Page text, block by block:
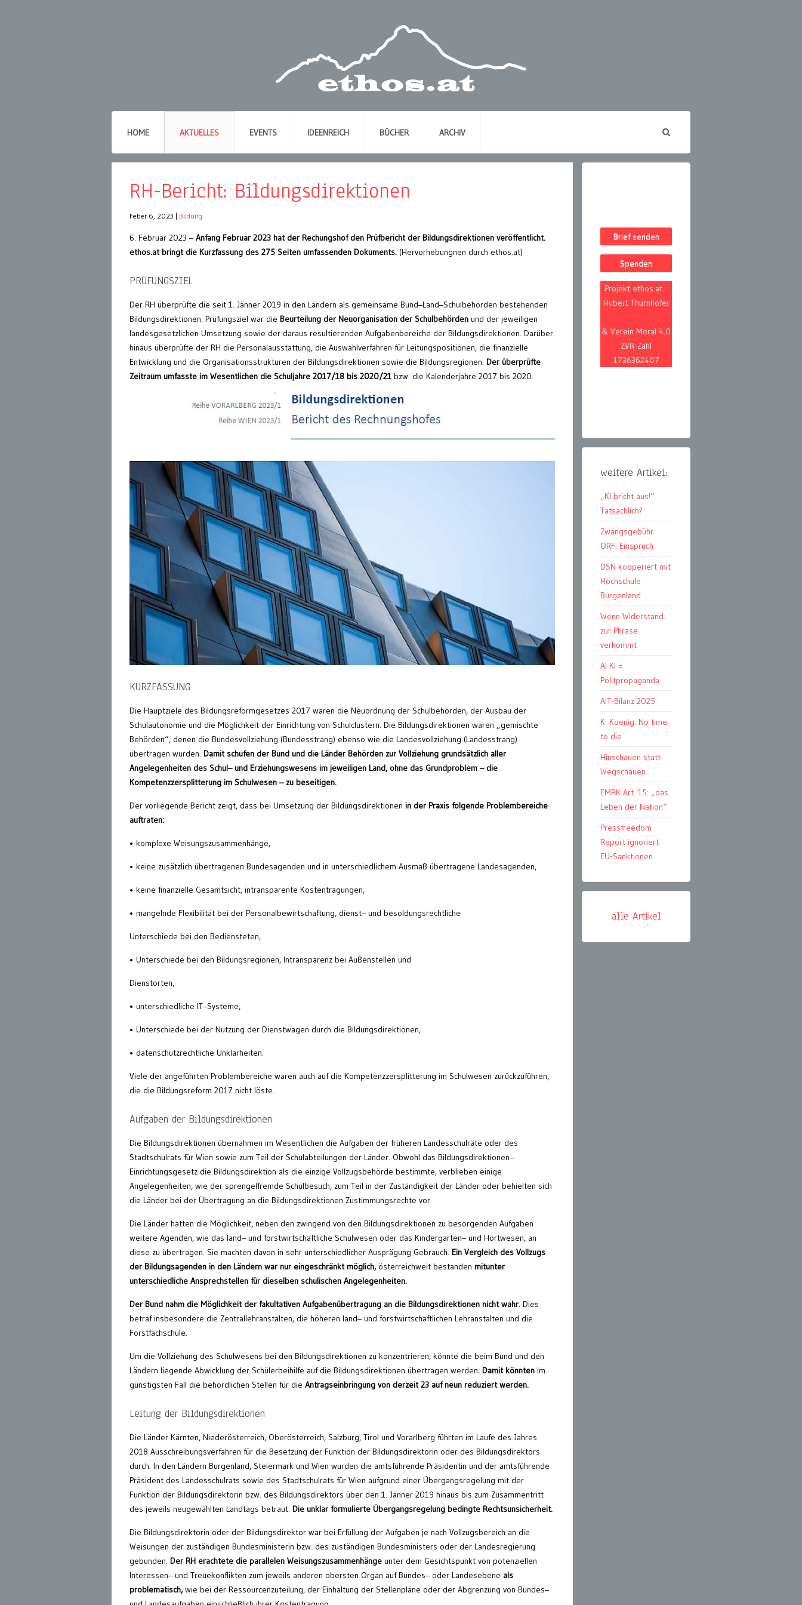
HOME AKTUELLES EVENTS IDEENREICH BÜCHER ARCHIV
RH-Bericht: Bildungsdirektionen
Feber 6, 2023 Bildung
6. Februar 2023 – Anfang Februar 2023 hat der Rechungshof den Prüfbericht der Bildungsdirektionen veröffentlicht.
ethos.at bringt die Kurzfassung des 275 Seiten umfassenden Dokuments. (Hervorhebungnen durch ethos.at)
PRÜFUNGSZIEL
Der RH überprüfte die seit 1. Jänner 2019 in den Ländern als gemeinsame Bund–Land–Schulbehörden bestehenden
Bildungsdirektionen. Prüfungsziel war die Beurteilung der Neuorganisation der Schulbehörden und der jeweiligen
landesgesetzlichen Umsetzung sowie der daraus resultierenden Aufgabenbereiche der Bildungsdirektionen. Darüber
hinaus überprüfte der RH die Personalausstattung, die Auswahlverfahren für Leitungspositionen, die finanzielle
Entwicklung und die Organisationsstrukturen der Bildungsdirektionen sowie die Bildungsregionen. Der überprüfte
Zeitraum umfasste im Wesentlichen die Schuljahre 2017/18 bis 2020/21 bzw. die Kalenderjahre 2017 bis 2020.
KURZFASSUNG
Die Hauptziele des Bildungsreformgesetzes 2017 waren die Neuordnung der Schulbehörden, der Ausbau der
Schulautonomie und die Möglichkeit der Einrichtung von Schulclustern. Die Bildungsdirektionen waren „gemischte
Behörden“, denen die Bundesvollziehung (Bundesstrang) ebenso wie die Landesvollziehung (Landesstrang)
übertragen wurden. Damit schufen der Bund und die Länder Behörden zur Vollziehung grundsätzlich aller
Angelegenheiten des Schul– und Erziehungswesens im jeweiligen Land, ohne das Grundproblem – die
Kompetenzzersplitterung im Schulwesen – zu beseitigen.
Der vorliegende Bericht zeigt, dass bei Umsetzung der Bildungsdirektionen in der Praxis folgende Problembereiche
auftraten:
• komplexe Weisungszusammenhänge,
• keine zusätzlich übertragenen Bundesagenden und in unterschiedlichem Ausmaß übertragene Landesagenden,
• keine finanzielle Gesamtsicht, intransparente Kostentragungen,
• mangelnde Flexibilität bei der Personalbewirtschaftung, dienst– und besoldungsrechtliche
Unterschiede bei den Bediensteten,
• Unterschiede bei den Bildungsregionen, Intransparenz bei Außenstellen und
Dienstorten,
• unterschiedliche IT–Systeme,
• Unterschiede bei der Nutzung der Dienstwagen durch die Bildungsdirektionen,
• datenschutzrechtliche Unklarheiten.
Viele der angeführten Problembereiche waren auch auf die Kompetenzzersplitterung im Schulwesen zurückzuführen,
die die Bildungsreform 2017 nicht löste.
Aufgaben der Bildungsdirektionen
Die Bildungsdirektionen übernahmen im Wesentlichen die Aufgaben der früheren Landesschulräte oder des
Stadtschulrats für Wien sowie zum Teil der Schulabteilungen der Länder. Obwohl das Bildungsdirektionen–
Einrichtungsgesetz die Bildungsdirektion als die einzige Vollzugsbehörde bestimmte, verblieben einige
Angelegenheiten, wie der sprengelfremde Schulbesuch, zum Teil in der Zuständigkeit der Länder oder behielten sich
die Länder bei der Übertragung an die Bildungsdirektionen Zustimmungsrechte vor.
Die Länder hatten die Möglichkeit, neben den zwingend von den Bildungsdirektionen zu besorgenden Aufgaben
weitere Agenden, wie das land– und forstwirtschaftliche Schulwesen oder das Kindergarten– und Hortwesen, an
diese zu übertragen. Sie machten davon in sehr unterschiedlicher Ausprägung Gebrauch. Ein Vergleich des Vollzugs
der Bildungsagenden in den Ländern war nur eingeschränkt möglich, österreichweit bestanden mitunter
unterschiedliche Ansprechstellen für dieselben schulischen Angelegenheiten.
Der Bund nahm die Möglichkeit der fakultativen Aufgabenübertragung an die Bildungsdirektionen nicht wahr. Dies
betraf insbesondere die Zentrallehranstalten, die höheren land– und forstwirtschaftlichen Lehranstalten und die
Forstfachschule.
Um die Vollziehung des Schulwesens bei den Bildungsdirektionen zu konzentrieren, könnte die beim Bund und den
Ländern liegende Abwicklung der Schülerbeihilfe auf die Bildungsdirektionen übertragen werden. Damit könnten im
günstigsten Fall die behördlichen Stellen für die Antragseinbringung von derzeit 23 auf neun reduziert werden.
Leitung der Bildungsdirektionen
Die Länder Kärnten, Niederösterreich, Oberösterreich, Salzburg, Tirol und Vorarlberg führten im Laufe des Jahres
2018 Ausschreibungsverfahren für die Besetzung der Funktion der Bildungsdirektorin oder des Bildungsdirektors
durch. In den Ländern Burgenland, Steiermark und Wien wurden die amtsführende Präsidentin und der amtsführende
Präsident des Landesschulrats sowie des Stadtschulrats für Wien aufgrund einer Übergangsregelung mit der
Funktion der Bildungsdirektorin bzw. des Bildungsdirektors über den 1. Jänner 2019 hinaus bis zum Zusammentritt
des jeweils neugewählten Landtags betraut. Die unklar formulierte Übergangsregelung bedingte Rechtsunsicherheit.
Die Bildungsdirektorin oder der Bildungsdirektor war bei Erfüllung der Aufgaben je nach Vollzugsbereich an die
Weisungen der zuständigen Bundesministerin bzw. des zuständigen Bundesministers oder der Landesregierung
gebunden. Der RH erachtete die parallelen Weisungszusammenhänge unter dem Gesichtspunkt von potenziellen
Interessen– und Treuekonflikten zum jeweils anderen obersten Organ auf Bundes– oder Landesebene als
problematisch,wie bei der Ressourcenzuteilung, der Einhaltung der Stellenpläne oder der Abgrenzung von Bundes–
Brief senden
Spenden
Projekt ethos.at
Hubert Thurnhofer
& Verein Moral 4.0
ZVR-Zahl
1736362407
weitere Artikel:
„KI bricht aus!“
Tatsächlich?
Zwangsgebühr
ORF: Einspruch
DSN kooperiert mit
Hochschule
Burgenland
Wenn Widerstand
zur Phrase
verkommt
AI KI =
Politpropaganda
AIT-Bilanz 2025
K. Koenig: No time
to die
Hinschauen statt
Wegschauen
EMRK Art. 15: „das
Leben der Nation“
Pressfreedom
Report ignoriert
EU-Sanktionen
alle Artikel